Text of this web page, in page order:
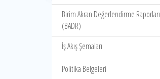
Birim Akran Değerlendirme Raporları
(BADR)
İş Akış Şemaları
Politika Belgeleri